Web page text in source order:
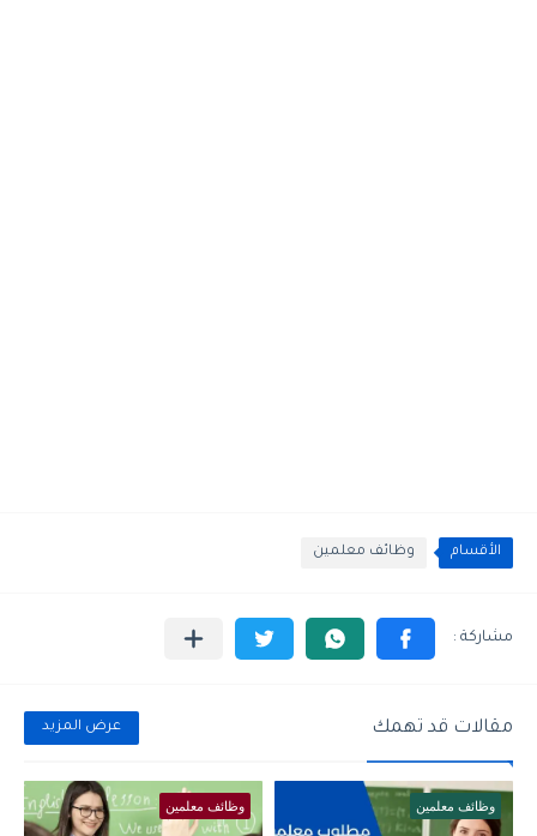
الأقسام وظائف معلمين
مقالات قد تهمك عرض المزيد
وظائف معلمين وظائف معلمين